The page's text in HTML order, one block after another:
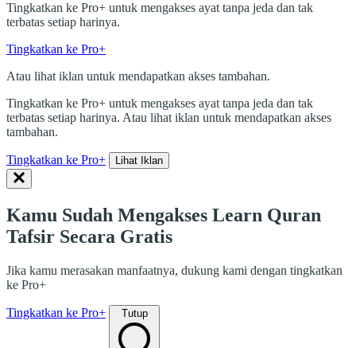
Tingkatkan ke Pro+ untuk mengakses ayat tanpa jeda dan tak
terbatas setiap harinya.
Tingkatkan ke Pro+
Atau lihat iklan untuk mendapatkan akses tambahan.
Tingkatkan ke Pro+ untuk mengakses ayat tanpa jeda dan tak
terbatas setiap harinya. Atau lihat iklan untuk mendapatkan akses
tambahan.
Tingkatkan ke Pro+ Lihat Iklan
Kamu Sudah Mengakses Learn Quran
Tafsir Secara Gratis
Jika kamu merasakan manfaatnya, dukung kami dengan tingkatkan
ke Pro+
Tingkatkan ke Pro+ Tutup